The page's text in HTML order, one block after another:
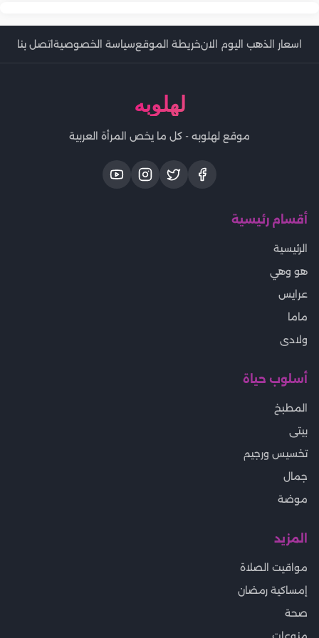
اسعار الذهب اليوم الانخريطة الموقعسياسة الخصوصيةاتصل بنا
لهلوبه
موقع لهلوبه - كل ما يخص المرأة العربية
أقسام رئيسية
الرئيسية
هو وهي
عرايس
ماما
ولادى
أسلوب حياة
المطبخ
بيتى
تخسيس ورجيم
جمال
موضة
المزيد
مواقيت الصلاة
إمساكية رمضان
صحة